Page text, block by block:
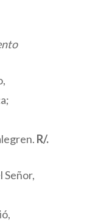
R/.
Señor,